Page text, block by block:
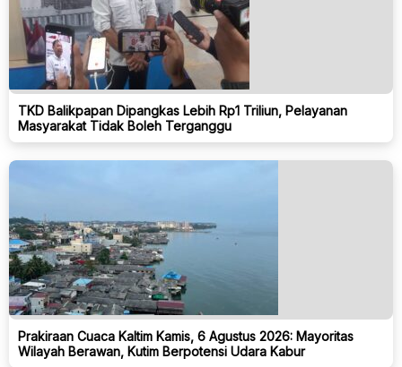
TKD Balikpapan Dipangkas Lebih Rp1 Triliun, Pelayanan
Masyarakat Tidak Boleh Terganggu
Prakiraan Cuaca Kaltim Kamis, 6 Agustus 2026: Mayoritas
Wilayah Berawan, Kutim Berpotensi Udara Kabur